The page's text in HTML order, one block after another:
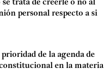
se trata de creerle o no al
personal respecto a si
de la agenda de
en la materia